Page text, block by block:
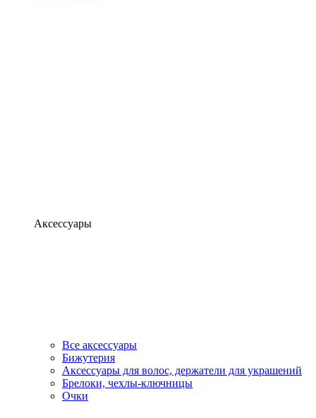
Аксессуары
Все аксессуары
Бижутерия
Аксессуары для волос, держатели для украшений
Брелоки, чехлы-ключницы
Очки